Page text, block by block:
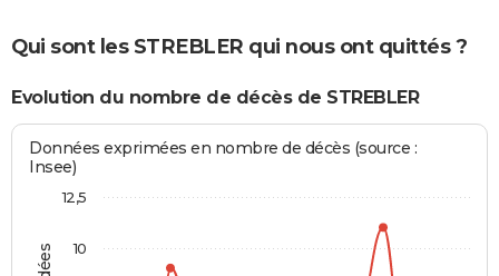
Qui sont les STREBLER qui nous ont quittés ?
Evolution du nombre de décès de STREBLER
Données exprimées en nombre de décès (source :
Insee)
10
12,5